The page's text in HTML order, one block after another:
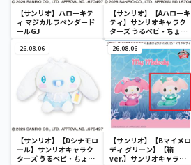
【サンリオ】ハローキテ
ィ マジカルラベンダード
ールGJ
【サンリオ】【Aハローキ
ティ】サンリオキャラク
ターズ うるベビ・ちょい
デカドール
26.08.06
【サンリオ】【Dシナモロ
ール】サンリオキャラク
ターズ うるベビ・ちょい
26.08.06
【サンリオ】【Bマイメロ
ディ グリーン】【箱
ver.】サンリオキャラク